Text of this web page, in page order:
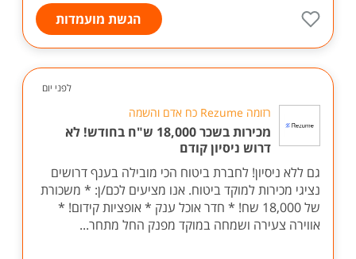
הגשת מועמדות
לפני יום
רזומה Rezume כח אדם והשמה
מכירות בשכר 18,000 ש"ח בחודש! לא
דרוש ניסיון קודם
גם ללא ניסיון! לחברת ביטוח הכי מובילה בענף דרושים
נציגי מכירות למוקד ביטוח. אנו מציעים לכם/ן: * משכורת
של 18,000 שח! * חדר אוכל ענק * אופציות קידום! *
‏אווירה צעירה ושמחה במוקד מפנק החל מתחר...